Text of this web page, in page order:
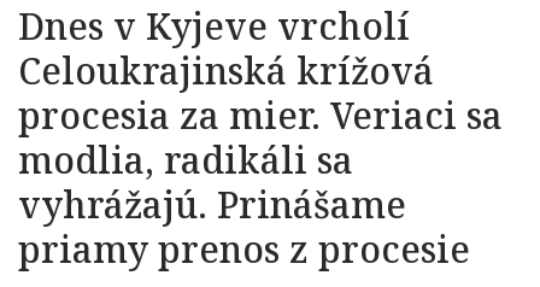
Dnes v Kyjeve vrcholí
Celoukrajinská krížová
procesia za mier. Veriaci sa
modlia, radikáli sa
vyhrážajú. Prinášame
priamy prenos z procesie